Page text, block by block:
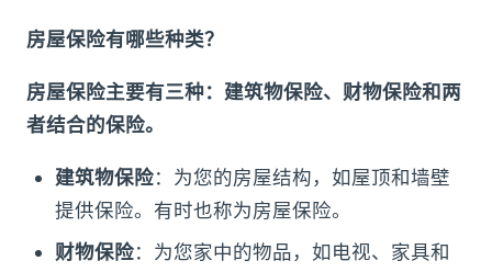
房屋保险有哪些种类？
房屋保险主要有三种：建筑物保险、财物保险和两
者结合的保险。
建筑物保险：为您的房屋结构，如屋顶和墙壁
提供保险。有时也称为房屋保险。
财物保险：为您家中的物品，如电视、家具和